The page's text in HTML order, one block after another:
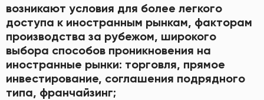
возникают условия для более легкого
доступа к иностранным рынкам, факторам
производства за рубежом, широкого
выбора способов проникновения на
иностранные рынки: торговля, прямое
инвестирование, соглашения подрядного
типа, франчайзинг;